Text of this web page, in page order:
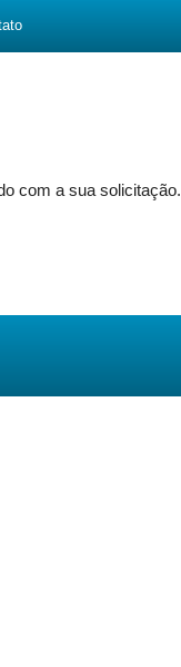
com a sua solicitação.